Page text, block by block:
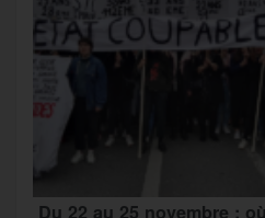
Du 22 au 25 novembre :